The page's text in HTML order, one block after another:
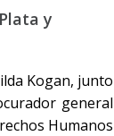
y
Kogan, junto
general
Humanos